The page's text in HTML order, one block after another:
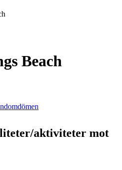
Beach
aktiviteter mot